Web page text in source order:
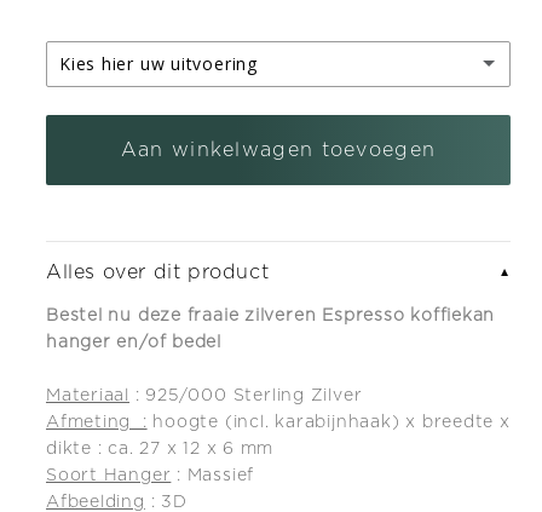
voor
Zilveren
Espresso
koffiekan
hanger
bedel
voor
Zilveren
Espresso
koffiekan
hanger
bedel
Kies hier uw uitvoering
zilveren kettinghanger
Aan winkelwagen toevoegen
Alles over dit product ▼
Bestel nu deze fraaie zilveren Espresso koffiekan
hanger en/of bedel
Materiaal
: 925/000 Sterling Zilver
Afmeting : hoogte (incl. karabijnhaak) x breedte x
dikte : ca. 27 x 12 x 6 mm
Soort Hanger : Massief
Afbeelding : 3D